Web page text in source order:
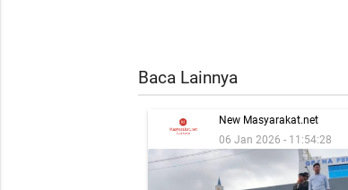
Baca Lainnya
New Masyarakat.net
06 Jan 2026 - 11:54:28